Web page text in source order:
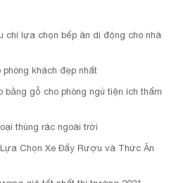
chí lựa chọn bếp ăn di động cho nhà
khách đẹp nhất
bằng gỗ cho phòng ngủ tiện ích thẩm
thùng rác ngoài trời
Chọn Xe Đẩy Rượu và Thức Ăn